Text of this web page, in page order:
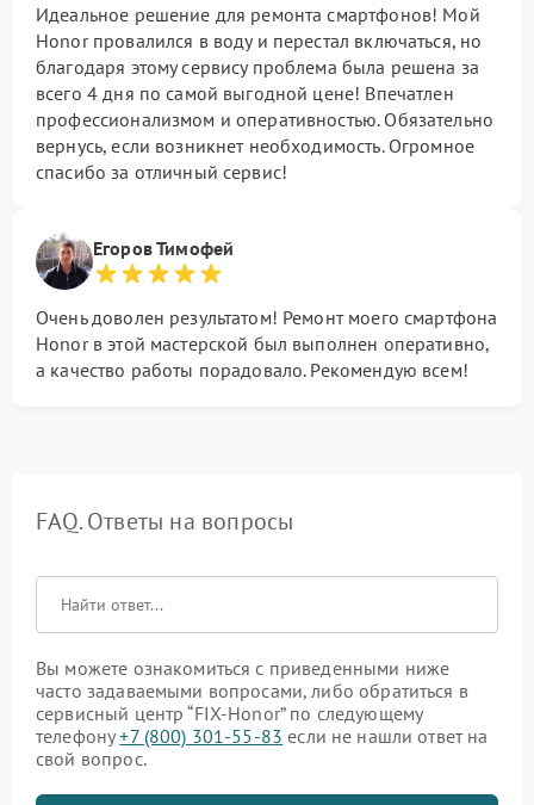
Идеальное решение для ремонта смартфонов! Мой
Honor провалился в воду и перестал включаться, но
благодаря этому сервису проблема была решена за
всего 4 дня по самой выгодной цене! Впечатлен
профессионализмом и оперативностью. Обязательно
вернусь, если возникнет необходимость. Огромное
спасибо за отличный сервис!
Егоров Тимофей
Очень доволен результатом! Ремонт моего смартфона
Honor в этой мастерской был выполнен оперативно,
а качество работы порадовало. Рекомендую всем!
FAQ. Ответы на вопросы
Вы можете ознакомиться с приведенными ниже
часто задаваемыми вопросами, либо обратиться в
сервисный центр “FIX-Honor” по следующему
телефону+7 (800) 301-55-83 если не нашли ответ на
свой вопрос.